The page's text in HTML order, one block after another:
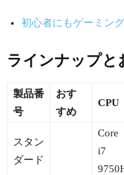
初心者にもゲーミン
ラインナップと
製品番
号
おす
すめ
CPU
スタン
ダード
Core
i7